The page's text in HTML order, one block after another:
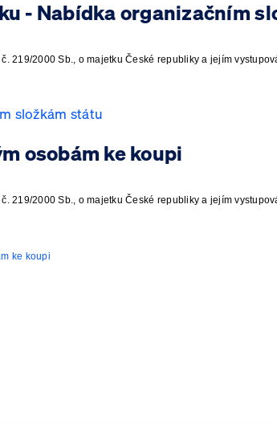
219/2000 Sb., o majetku České republiky a jejím
složkám státu
osobám ke koupi
219/2000 Sb., o majetku České republiky a jejím
ke koupi